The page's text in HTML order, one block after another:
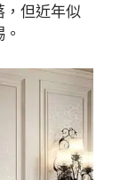
，但近年似